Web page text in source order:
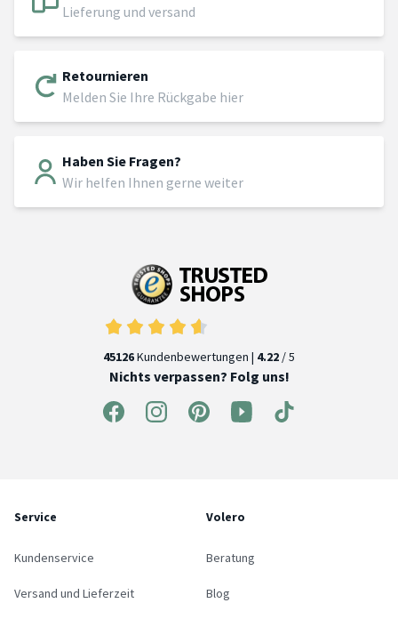
Lieferung und versand
Retournieren
Melden Sie Ihre Rückgabe hier
Haben Sie Fragen?
Wir helfen Ihnen gerne weiter
45126Kundenbewertungen | 4.22 / 5
Nichts verpassen? Folg uns!
Service
Kundenservice
Versand und Lieferzeit
Volero
Beratung
Blog